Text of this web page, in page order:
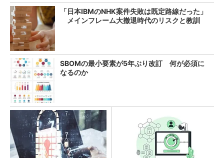
「日本IBMのNHK案件失敗は既定路線だった」
メインフレーム大撤退時代のリスクと教訓
SBOMの最小要素が5年ぶり改訂 何が必須に
なるのか